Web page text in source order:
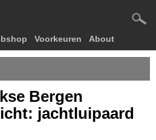
Voorkeuren About
Bergen
jachtluipaard